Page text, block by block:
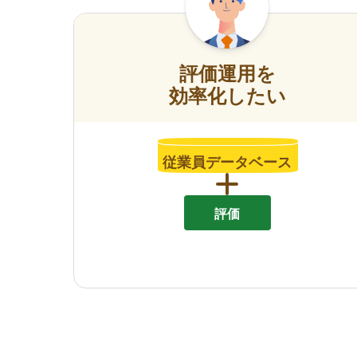
評価運用を
効率化したい
従業員データベース
評価